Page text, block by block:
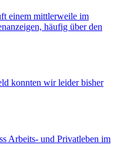
einem mittlerweile im
häufig über den
konnten wir leider bisher
Arbeits- und Privatleben im